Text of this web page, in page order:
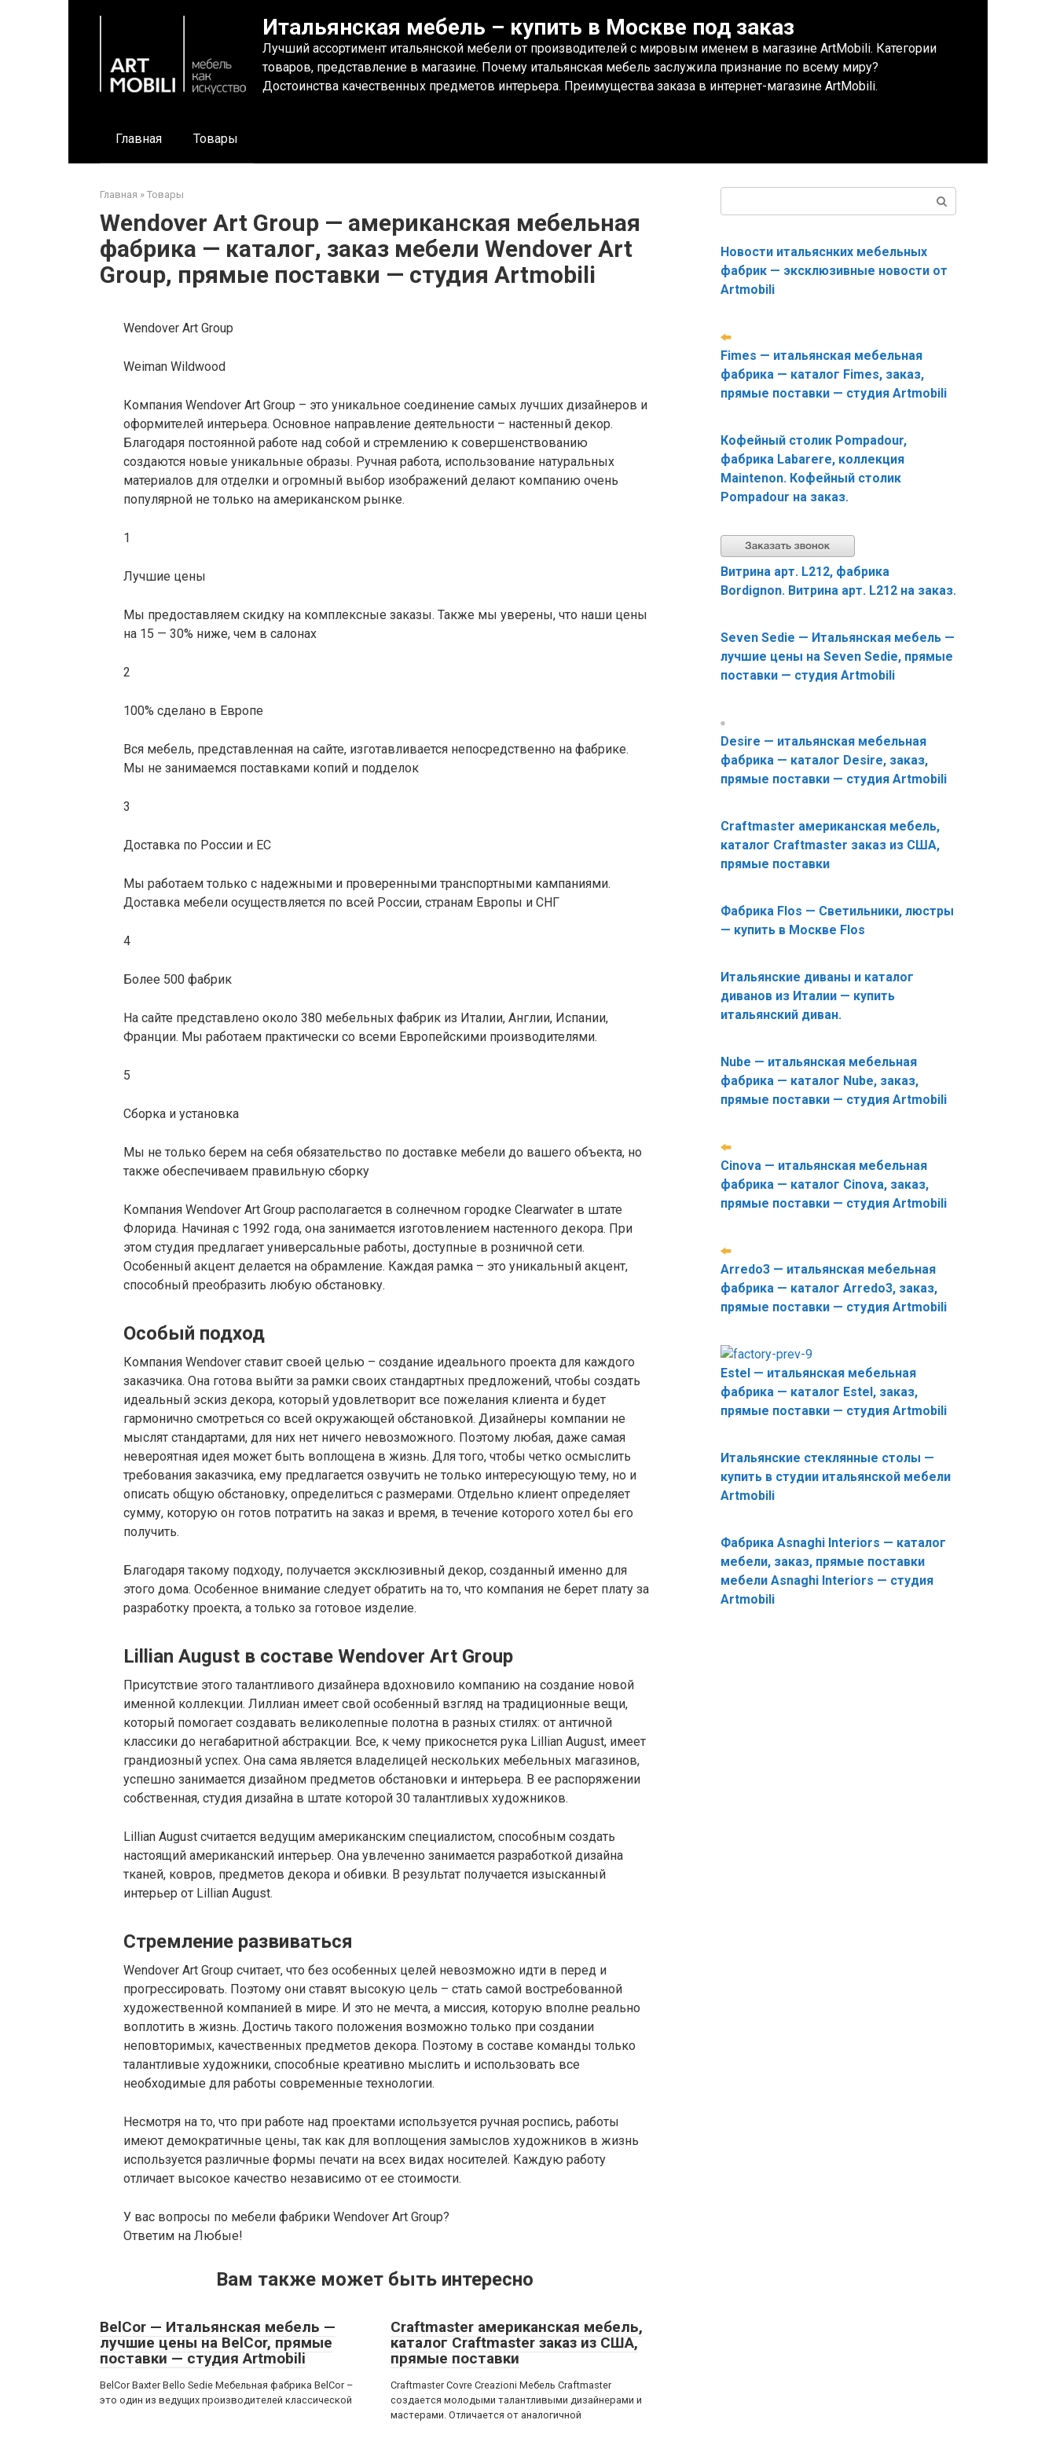
Итальянская мебель – купить в Москве под заказ
Лучший ассортимент итальянской мебели от производителей с мировым именем в магазине ArtMobili. Категории
товаров, представление в магазине. Почему итальянская мебель заслужила признание по всему миру?
Достоинства качественных предметов интерьера. Преимущества заказа в интернет-магазине ArtMobili.
Главная Товары
Главная » Товары
Wendover Art Group — американская мебельная
фабрика — каталог, заказ мебели Wendover Art
Group, прямые поставки — студия Artmobili
Wendover Art Group
Weiman Wildwood
Компания Wendover Art Group – это уникальное соединение самых лучших дизайнеров и
оформителей интерьера. Основное направление деятельности – настенный декор.
Благодаря постоянной работе над собой и стремлению к совершенствованию
создаются новые уникальные образы. Ручная работа, использование натуральных
материалов для отделки и огромный выбор изображений делают компанию очень
популярной не только на американском рынке.
1
Лучшие цены
Мы предоставляем скидку на комплексные заказы. Также мы уверены, что наши цены
на 15 — 30% ниже, чем в салонах
2
100% сделано в Европе
Вся мебель, представленная на сайте, изготавливается непосредственно на фабрике.
Мы не занимаемся поставками копий и подделок
3
Доставка по России и ЕС
Мы работаем только с надежными и проверенными транспортными кампаниями.
Доставка мебели осуществляется по всей России, странам Европы и СНГ
4
Более 500 фабрик
На сайте представлено около 380 мебельных фабрик из Италии, Англии, Испании,
Франции. Мы работаем практически со всеми Европейскими производителями.
5
Сборка и установка
Мы не только берем на себя обязательство по доставке мебели до вашего объекта, но
также обеспечиваем правильную сборку
Компания Wendover Art Group располагается в солнечном городке Clearwater в штате
Флорида. Начиная с 1992 года, она занимается изготовлением настенного декора. При
этом студия предлагает универсальные работы, доступные в розничной сети.
Особенный акцент делается на обрамление. Каждая рамка – это уникальный акцент,
способный преобразить любую обстановку.
Особый подход
Компания Wendover ставит своей целью – создание идеального проекта для каждого
заказчика. Она готова выйти за рамки своих стандартных предложений, чтобы создать
идеальный эскиз декора, который удовлетворит все пожелания клиента и будет
гармонично смотреться со всей окружающей обстановкой. Дизайнеры компании не
мыслят стандартами, для них нет ничего невозможного. Поэтому любая, даже самая
невероятная идея может быть воплощена в жизнь. Для того, чтобы четко осмыслить
требования заказчика, ему предлагается озвучить не только интересующую тему, но и
описать общую обстановку, определиться с размерами. Отдельно клиент определяет
сумму, которую он готов потратить на заказ и время, в течение которого хотел бы его
получить.
Благодаря такому подходу, получается эксклюзивный декор, созданный именно для
этого дома. Особенное внимание следует обратить на то, что компания не берет плату за
разработку проекта, а только за готовое изделие.
Lillian August в составе Wendover Art Group
Присутствие этого талантливого дизайнера вдохновило компанию на создание новой
именной коллекции. Лиллиан имеет свой особенный взгляд на традиционные вещи,
который помогает создавать великолепные полотна в разных стилях: от античной
классики до негабаритной абстракции. Все, к чему прикоснется рука Lillian August, имеет
грандиозный успех. Она сама является владелицей нескольких мебельных магазинов,
успешно занимается дизайном предметов обстановки и интерьера. В ее распоряжении
собственная, студия дизайна в штате которой 30 талантливых художников.
Lillian August считается ведущим американским специалистом, способным создать
настоящий американский интерьер. Она увлеченно занимается разработкой дизайна
тканей, ковров, предметов декора и обивки. В результат получается изысканный
интерьер от Lillian August.
Стремление развиваться
Wendover Art Group считает, что без особенных целей невозможно идти в перед и
прогрессировать. Поэтому они ставят высокую цель – стать самой востребованной
художественной компанией в мире. И это не мечта, а миссия, которую вполне реально
воплотить в жизнь. Достичь такого положения возможно только при создании
неповторимых, качественных предметов декора. Поэтому в составе команды только
талантливые художники, способные креативно мыслить и использовать все
необходимые для работы современные технологии.
Несмотря на то, что при работе над проектами используется ручная роспись, работы
имеют демократичные цены, так как для воплощения замыслов художников в жизнь
используется различные формы печати на всех видах носителей. Каждую работу
отличает высокое качество независимо от ее стоимости.
У вас вопросы по мебели фабрики Wendover Art Group?
Ответим на Любые!
Вам также может быть интересно
BelCor — Итальянская мебель —
лучшие цены на BelCor, прямые
поставки — студия Artmobili
BelCor Baxter Bello Sedie Мебельная фабрика BelCor –
это один из ведущих производителей классической
Craftmaster американская мебель,
каталог Craftmaster заказ из США,
прямые поставки
Craftmaster Covre Creazioni Мебель Craftmaster
создается молодыми талантливыми дизайнерами и
мастерами. Отличается от аналогичной
Новости итальяснких мебельных
фабрик — эксклюзивные новости от
Artmobili
Fimes — итальянская мебельная
фабрика — каталог Fimes, заказ,
прямые поставки — студия Artmobili
Кофейный столик Pompadour,
фабрика Labarere, коллекция
Maintenon. Кофейный столик
Pompadour на заказ.
Витрина арт. L212, фабрика
Bordignon. Витрина арт. L212 на заказ.
Seven Sedie — Итальянская мебель —
лучшие цены на Seven Sedie, прямые
поставки — студия Artmobili
Desire — итальянская мебельная
фабрика — каталог Desire, заказ,
прямые поставки — студия Artmobili
Craftmaster американская мебель,
каталог Craftmaster заказ из США,
прямые поставки
Фабрика Flos — Светильники, люстры
— купить в Москве Flos
Итальянские диваны и каталог
диванов из Италии — купить
итальянский диван.
Nube — итальянская мебельная
фабрика — каталог Nube, заказ,
прямые поставки — студия Artmobili
Cinova — итальянская мебельная
фабрика — каталог Cinova, заказ,
прямые поставки — студия Artmobili
Arredo3 — итальянская мебельная
фабрика — каталог Arredo3, заказ,
прямые поставки — студия Artmobili
Estel — итальянская мебельная
фабрика — каталог Estel, заказ,
прямые поставки — студия Artmobili
Итальянские стеклянные столы —
купить в студии итальянской мебели
Artmobili
Фабрика Asnaghi Interiors — каталог
мебели, заказ, прямые поставки
мебели Asnaghi Interiors — студия
Artmobili